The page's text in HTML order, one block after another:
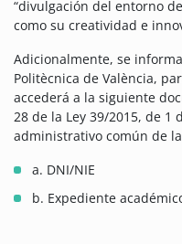
“divulgación del entorno
como su creatividad e
Adicionalmente, se
Politècnica de València,
accederá a la siguiente
28 de la Ley 39/2015, de
administrativo común de
a. DNI/NIE
b. Expediente